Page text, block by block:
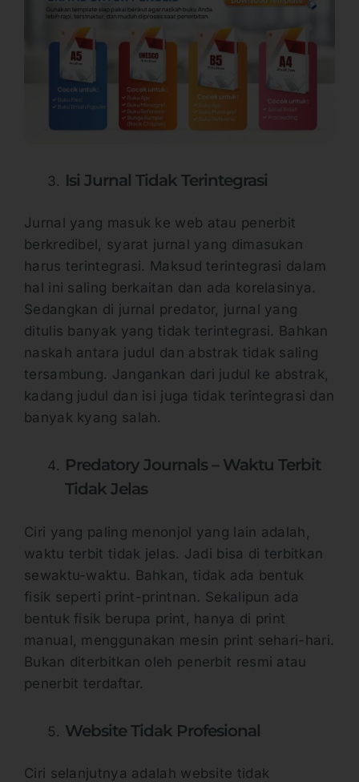
Isi Jurnal Tidak Terintegrasi
Jurnal yang masuk ke web atau penerbit
berkredibel, syarat jurnal yang dimasukan
harus terintegrasi. Maksud terintegrasi dalam
hal ini saling berkaitan dan ada korelasinya.
Sedangkan di jurnal predator, jurnal yang
ditulis banyak yang tidak terintegrasi. Bahkan
naskah antara judul dan abstrak tidak saling
tersambung. Jangankan dari judul ke abstrak,
kadang judul dan isi juga tidak terintegrasi dan
banyak kyang salah.
Predatory Journals – Waktu Terbit
Tidak Jelas
Ciri yang paling menonjol yang lain adalah,
waktu terbit tidak jelas. Jadi bisa di terbitkan
sewaktu-waktu. Bahkan, tidak ada bentuk
fisik seperti print-printnan. Sekalipun ada
bentuk fisik berupa print, hanya di print
manual, menggunakan mesin print sehari-hari.
Bukan diterbitkan oleh penerbit resmi atau
penerbit terdaftar.
Website Tidak Profesional
Ciri selanjutnya adalah website tidak